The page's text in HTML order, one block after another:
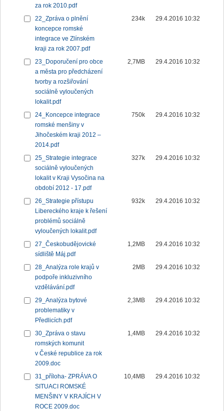
za rok 2010.pdf
22_Zpráva o plnění
koncepce romské
integrace ve Zlínském
kraji za rok 2007.pdf
234k 29.4.2016 10:32
23_Doporučení pro obce
a města pro předcházení
tvorby a rozšiřování
sociálně vyloučených
lokalit.pdf
2,7MB 29.4.2016 10:32
24_Koncepce integrace
romské menšiny v
Jihočeském kraji 2012 –
2014.pdf
750k 29.4.2016 10:32
25_Strategie integrace
sociálně vyloučených
lokalit v Kraji Vysočina na
období 2012 - 17.pdf
327k 29.4.2016 10:32
26_Strategie přístupu
Libereckého kraje k řešení
problémů sociálně
vyloučených lokalit.pdf
932k 29.4.2016 10:32
27_Českobudějovické
sídliště Máj.pdf
1,2MB 29.4.2016 10:32
28_Analýza role krajů v
podpoře inkluzivního
vzdělávání.pdf
2MB 29.4.2016 10:32
29_Analýza bytové
problematiky v
Předlicích.pdf
2,3MB 29.4.2016 10:32
30_Zpráva o stavu
romských komunit
v České republice za rok
2009.doc
1,4MB 29.4.2016 10:32
31_příloha- ZPRÁVA O
SITUACI ROMSKÉ
MENŠINY V KRAJÍCH V
ROCE 2009.doc
10,4MB 29.4.2016 10:32